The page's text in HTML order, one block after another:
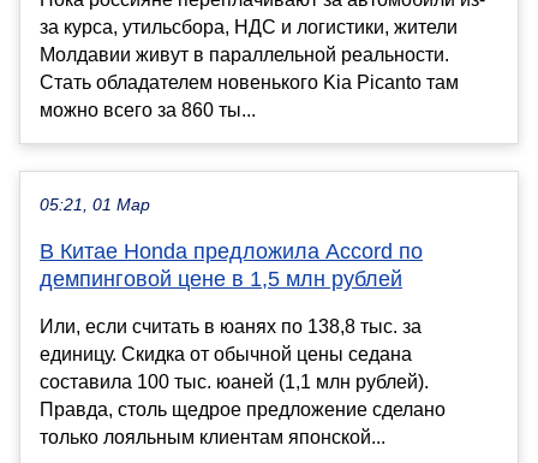
за курса, утильсбора, НДС и логистики, жители
Молдавии живут в параллельной реальности.
Стать обладателем новенького Kia Picanto там
можно всего за 860 ты...
05:21, 01 Мар
В Китае Honda предложила Accord по
демпинговой цене в 1,5 млн рублей
Или, если считать в юанях по 138,8 тыс. за
единицу. Скидка от обычной цены седана
составила 100 тыс. юаней (1,1 млн рублей).
Правда, столь щедрое предложение сделано
только лояльным клиентам японской...